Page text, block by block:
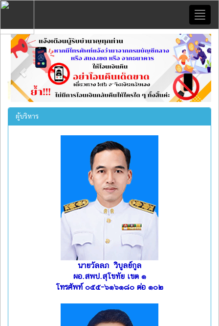
Previous Next
ผู้บริหาร
นายวัลลภ วิบูลย์กูล
ผอ.สพป.สุโขทัย เขต ๑
โทรศัพท์ ๐๕๕-๖๑๖๑๘๐ ต่อ ๑๐๒